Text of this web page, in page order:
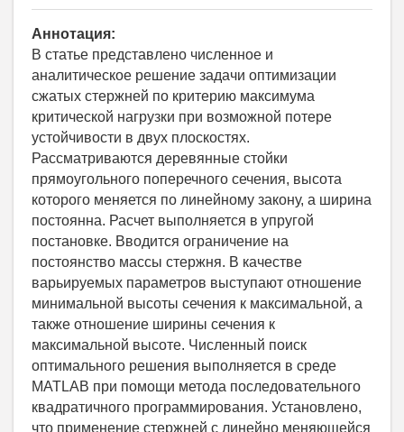
Аннотация:
В статье представлено численное и
аналитическое решение задачи оптимизации
сжатых стержней по критерию максимума
критической нагрузки при возможной потере
устойчивости в двух плоскостях.
Рассматриваются деревянные стойки
прямоугольного поперечного сечения, высота
которого меняется по линейному закону, а ширина
постоянна. Расчет выполняется в упругой
постановке. Вводится ограничение на
постоянство массы стержня. В качестве
варьируемых параметров выступают отношение
минимальной высоты сечения к максимальной, а
также отношение ширины сечения к
максимальной высоте. Численный поиск
оптимального решения выполняется в среде
MATLAB при помощи метода последовательного
квадратичного программирования. Установлено,
что применение стержней с линейно меняющейся